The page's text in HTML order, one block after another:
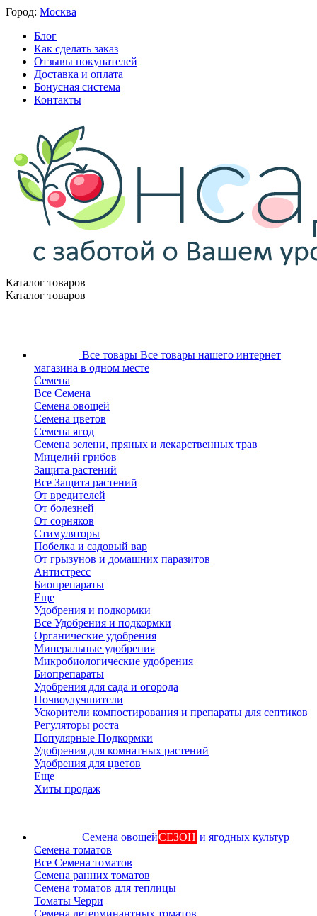
Город: Москва
Блог
Как сделать заказ
Отзывы покупателей
Доставка и оплата
Бонусная система
Контакты
Каталог товаров
Каталог товаров
Все товары Все товары нашего интернет
магазина в одном месте
Семена
Все Семена
Семена овощей
Семена цветов
Семена ягод
Семена зелени, пряных и лекарственных трав
Мицелий грибов
Защита растений
Все Защита растений
От вредителей
От болезней
От сорняков
Стимуляторы
Побелка и садовый вар
От грызунов и домашних паразитов
Антистресс
Биопрепараты
Еще
Удобрения и подкормки
Все Удобрения и подкормки
Органические удобрения
Минеральные удобрения
Микробиологические удобрения
Биопрепараты
Удобрения для сада и огорода
Почвоулучшители
Ускорители компостирования и препараты для септиков
Регуляторы роста
Популярные Подкормки
Удобрения для комнатных растений
Удобрения для цветов
Еще
Хиты продаж
Семена овощейСЕЗОН и ягодных культур
Семена томатов
Все Семена томатов
Семена ранних томатов
Семена томатов для теплицы
Томаты Черри
Семена детерминантных томатов